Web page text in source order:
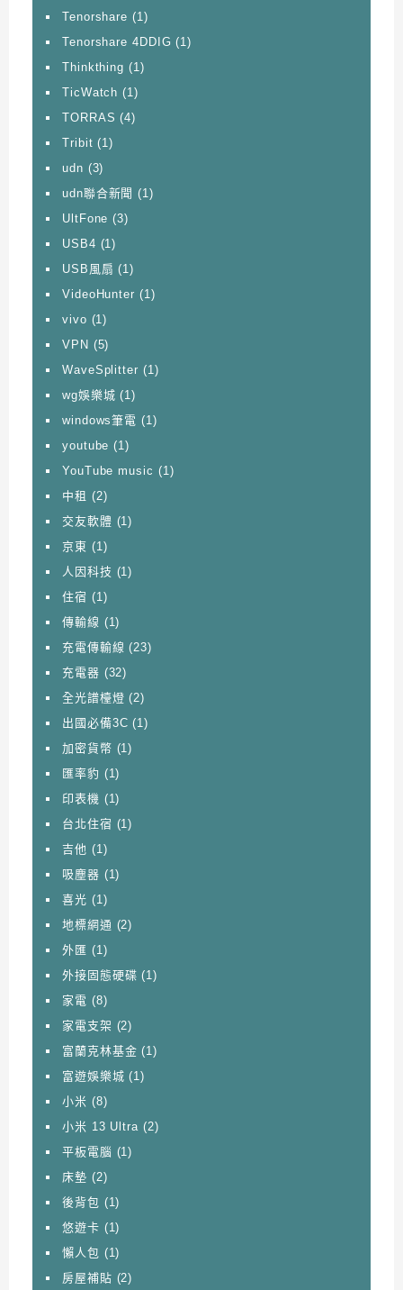
Tenorshare (1)
Tenorshare 4DDIG (1)
Thinkthing (1)
TicWatch (1)
TORRAS (4)
Tribit (1)
udn (3)
udn聯合新聞 (1)
UltFone (3)
USB4 (1)
USB風扇 (1)
VideoHunter (1)
vivo (1)
VPN (5)
WaveSplitter (1)
wg娛樂城 (1)
windows筆電 (1)
youtube (1)
YouTube music (1)
中租 (2)
交友軟體 (1)
京東 (1)
人因科技 (1)
住宿 (1)
傳輸線 (1)
充電傳輸線 (23)
充電器 (32)
全光譜檯燈 (2)
出國必備3C (1)
加密貨幣 (1)
匯率豹 (1)
印表機 (1)
台北住宿 (1)
吉他 (1)
吸塵器 (1)
喜光 (1)
地標網通 (2)
外匯 (1)
外接固態硬碟 (1)
家電 (8)
家電支架 (2)
富蘭克林基金 (1)
富遊娛樂城 (1)
小米 (8)
小米 13 Ultra (2)
平板電腦 (1)
床墊 (2)
後背包 (1)
悠遊卡 (1)
懶人包 (1)
房屋補貼 (2)